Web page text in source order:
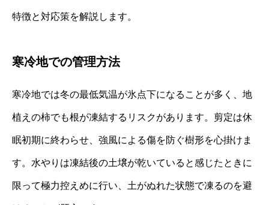
特徴と対応策を解説します。
寒冷地での管理方法
寒冷地では冬の最低気温が氷点下になることが多く、地
植えの柿でも根が凍結するリスクがあります。剪定は休
眠初期に終わらせ、強風による傷を防ぐ樹形を心掛けま
す。水やりは凍結後の土壌が乾いていると感じたときに
限って極力控えめに行い、土がぬれた状態で凍るのを避